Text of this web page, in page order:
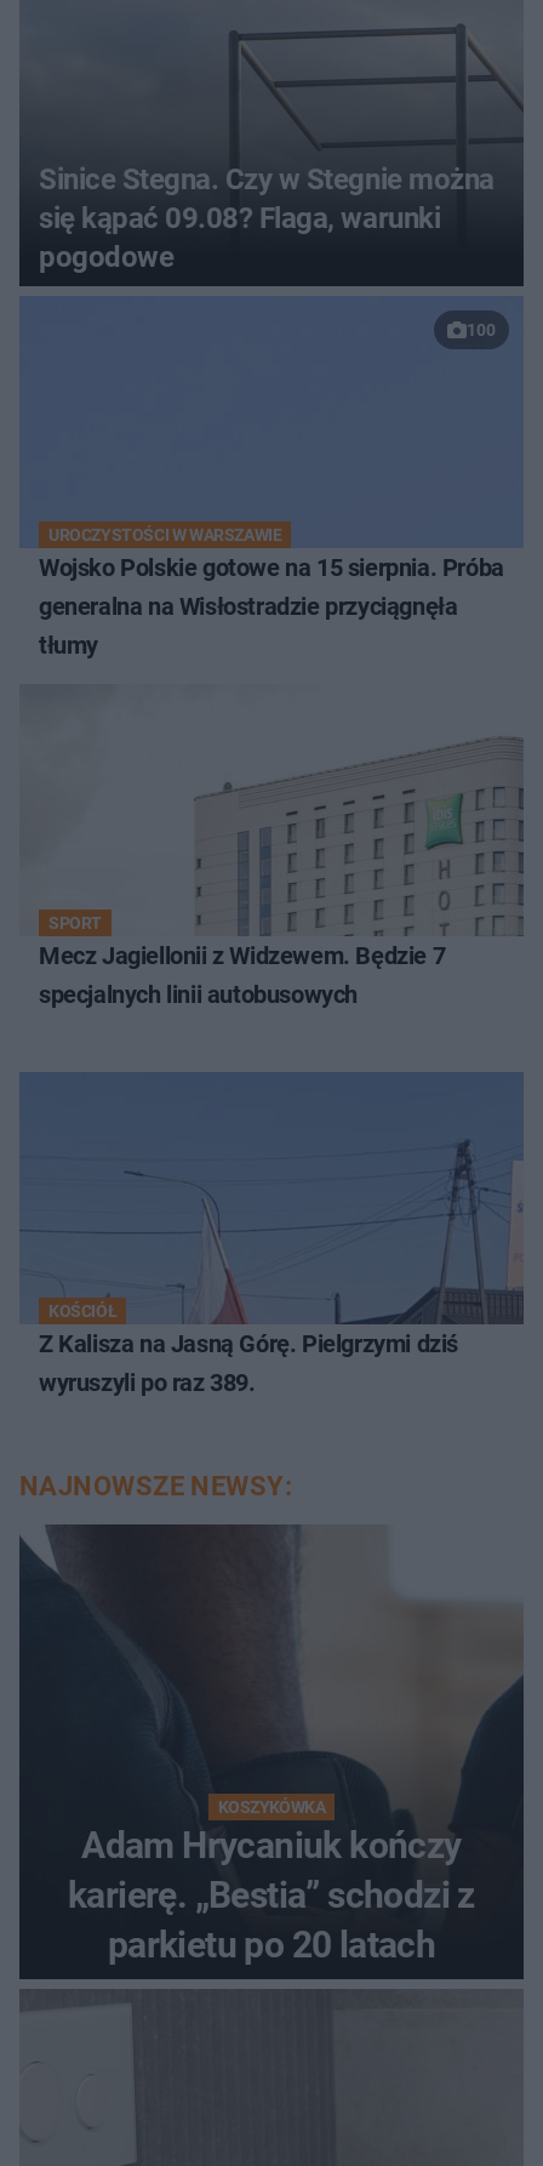
Sinice Stegna. Czy w Stegnie można
się kąpać 09.08? Flaga, warunki
pogodowe
100
UROCZYSTOŚCI W WARSZAWIE
Wojsko Polskie gotowe na 15 sierpnia. Próba
generalna na Wisłostradzie przyciągnęła
tłumy
SPORT
Mecz Jagiellonii z Widzewem. Będzie 7
specjalnych linii autobusowych
KOŚCIÓŁ
Z Kalisza na Jasną Górę. Pielgrzymi dziś
wyruszyli po raz 389.
NAJNOWSZE NEWSY:
KOSZYKÓWKA
Adam Hrycaniuk kończy
karierę. „Bestia” schodzi z
parkietu po 20 latach